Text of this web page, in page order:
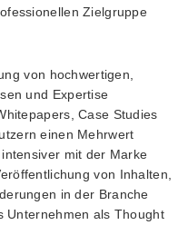
Zielgruppe
von hochwertigen,
und Expertise
Case Studies
einen Mehrwert
mit der Marke
von Inhalten,
in der Branche
Unternehmen als Thought